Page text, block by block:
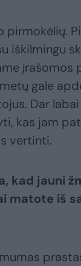
pirmokėlių.
iškilmingu
įrašomos
gale
Dar
kas jam
vertinti.
kad jauni
matote iš